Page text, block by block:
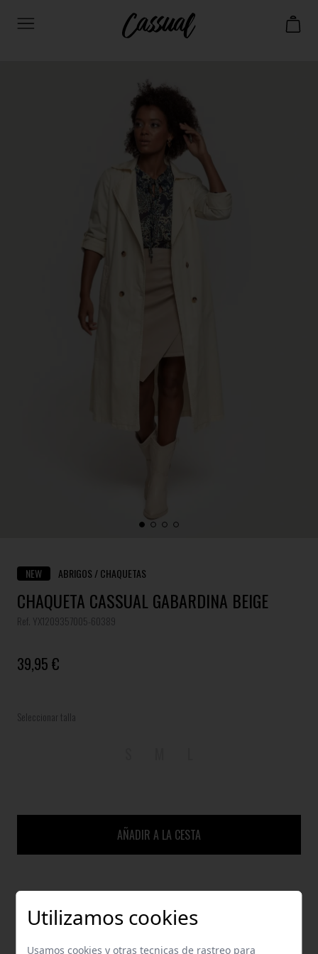
NEW ABRIGOS / CHAQUETAS
CHAQUETA CASSUAL GABARDINA BEIGE
Ref. YX1209357005-60389
39,95 €
Seleccionar talla
AÑADIR A LA CESTA
Utilizamos cookies
Usamos cookies y otras tecnicas de rastreo para